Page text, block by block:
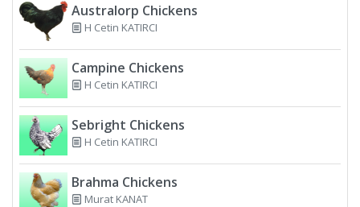
Australorp Chickens
H Cetin KATIRCI
Campine Chickens
H Cetin KATIRCI
Sebright Chickens
H Cetin KATIRCI
Brahma Chickens
Murat KANAT